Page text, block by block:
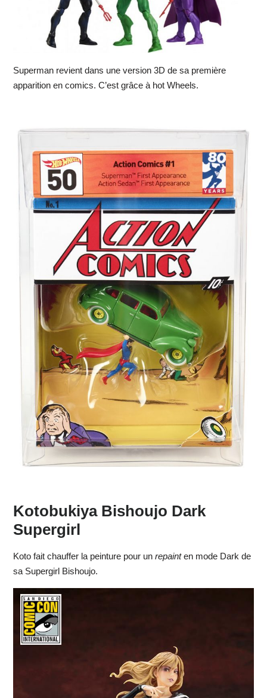
Superman revient dans une version 3D de sa première
apparition en comics. C’est grâce à hot Wheels.
Kotobukiya Bishoujo Dark
Supergirl
Koto fait chauffer la peinture pour un repainten mode Dark de
sa Supergirl Bishoujo.